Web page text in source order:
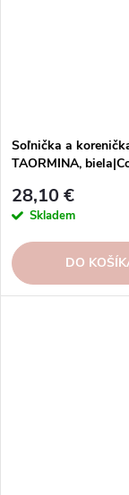
Soľnička a
TAORMINA,
28,10 €
Skladem
DO